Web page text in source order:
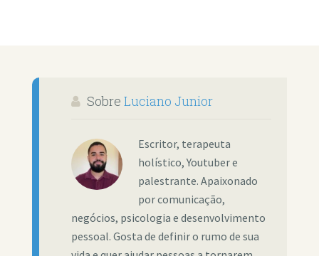
Sobre Luciano Junior
Escritor, terapeuta
holístico, Youtuber e
palestrante. Apaixonado
por comunicação,
negócios, psicologia e desenvolvimento
pessoal. Gosta de definir o rumo de sua